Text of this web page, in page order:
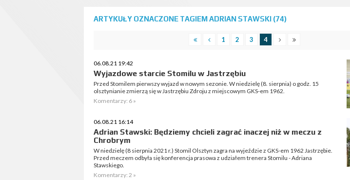
ARTYKUŁY OZNACZONE TAGIEM ADRIAN STAWSKI (74)
1 2 3 4
06.08.21 19:42
Wyjazdowe starcie Stomilu w Jastrzębiu
Przed Stomilem pierwszy wyjazd w nowym sezonie. W niedzielę (8. sierpnia) o godz. 15
olsztynianie zmierzą się w Jastrzębiu Zdroju z miejscowym GKS-em 1962.
Komentarzy: 6 »
06.08.21 16:14
Adrian Stawski: Będziemy chcieli zagrać inaczej niż w meczu z
Chrobrym
W niedzielę (8 sierpnia 2021 r.) Stomil Olsztyn zagra na wyjeździe z GKS-em 1962 Jastrzębie.
Przed meczem odbyła się konferencja prasowa z udziałem trenera Stomilu - Adriana
Stawskiego.
Komentarzy: 2 »